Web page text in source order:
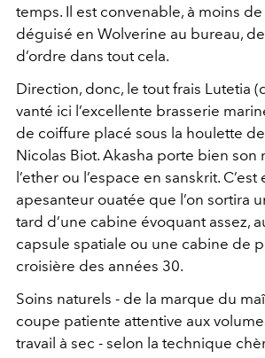
temps. Il est convenable, à moins
déguisé en Wolverine au bureau,
d’ordre dans tout cela.
Direction, donc, le tout frais Lutetia
vanté ici l’excellente brasserie
de coiffure placé sous la houlette
Nicolas Biot. Akasha porte bien son
l’ether ou l’espace en sanskrit.
apesanteur ouatée que l’on sortira
tard d’une cabine évoquant assez,
capsule spatiale ou une cabine de
croisière des années 30.
Soins naturels - de la marque du
coupe patiente attentive aux
travail à sec - selon la technique